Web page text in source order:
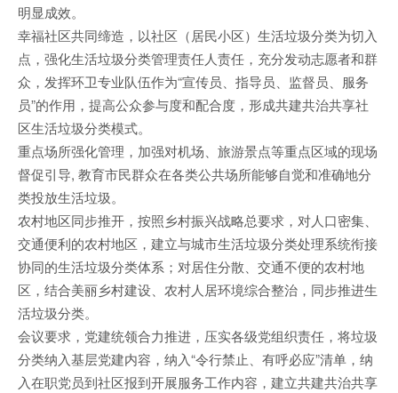
明显成效。
幸福社区共同缔造，以社区（居民小区）生活垃圾分类为切入
点，强化生活垃圾分类管理责任人责任，充分发动志愿者和群
众，发挥环卫专业队伍作为“宣传员、指导员、监督员、服务
员”的作用，提高公众参与度和配合度，形成共建共治共享社
区生活垃圾分类模式。
重点场所强化管理，加强对机场、旅游景点等重点区域的现场
督促引导, 教育市民群众在各类公共场所能够自觉和准确地分
类投放生活垃圾。
农村地区同步推开，按照乡村振兴战略总要求，对人口密集、
交通便利的农村地区，建立与城市生活垃圾分类处理系统衔接
协同的生活垃圾分类体系；对居住分散、交通不便的农村地
区，结合美丽乡村建设、农村人居环境综合整治，同步推进生
活垃圾分类。
会议要求，党建统领合力推进，压实各级党组织责任，将垃圾
分类纳入基层党建内容，纳入“令行禁止、有呼必应”清单，纳
入在职党员到社区报到开展服务工作内容，建立共建共治共享